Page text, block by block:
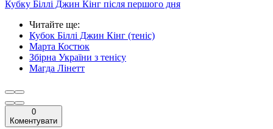
Кубку Біллі Джин Кінг після першого дня
Читайте ще:
Кубок Біллі Джин Кінг (теніс)
Марта Костюк
Збірна України з тенісу
Магда Лінетт
0
Коментувати